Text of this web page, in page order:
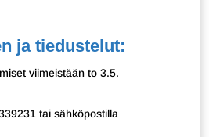
ja tiedustelut:
viimeistään to 3.5.
tai sähköpostilla